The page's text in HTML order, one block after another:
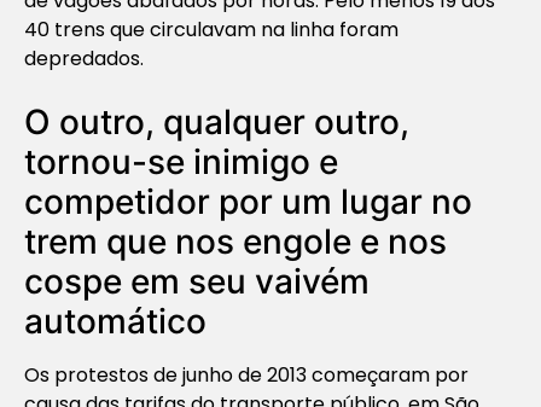
40 trens que circulavam na linha foram
depredados.
O outro, qualquer outro,
tornou-se inimigo e
competidor por um lugar no
trem que nos engole e nos
cospe em seu vaivém
automático
Os protestos de junho de 2013 começaram por